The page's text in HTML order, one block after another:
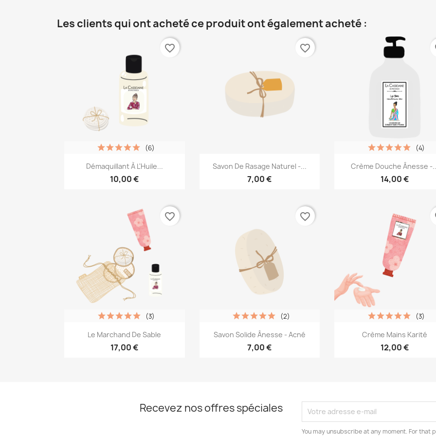
Les clients qui ont acheté ce produit ont également acheté :
Aperçu rapide
Démaquillant À L'Huile...
10,00 €
(6)
favorite_border
Aperçu rapide
Savon De Rasage Naturel -...
7,00 €
favorite_border
Aperçu rapide
Crème Douche Ânesse -
14,00 €
(4)
Aperçu rapide
Le Marchand De Sable
17,00 €
(3)
favorite_border
Aperçu rapide
Savon Solide Ânesse - Acné
7,00 €
(2)
favorite_border
Aperçu rapide
Crème Mains Karité
12,00 €
(3)
Recevez nos offres spéciales
You may unsubscribe at any moment. For that